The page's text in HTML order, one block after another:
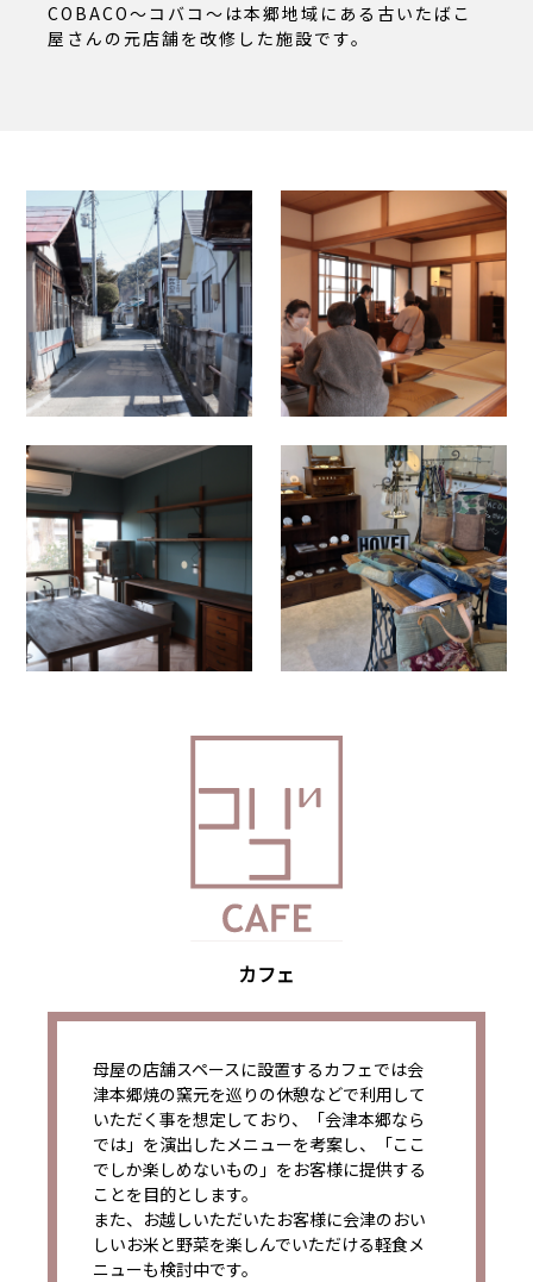
COBACO～コバコ～は本郷地域にある古いたばこ
屋さんの元店舗を改修した施設です。
カフェ
母屋の店舗スペースに設置するカフェでは会
津本郷焼の窯元を巡りの休憩などで利用して
いただく事を想定しており、「会津本郷なら
では」を演出したメニューを考案し、「ここ
でしか楽しめないもの」をお客様に提供する
ことを目的とします。
また、お越しいただいたお客様に会津のおい
しいお米と野菜を楽しんでいただける軽食メ
ニューも検討中です。